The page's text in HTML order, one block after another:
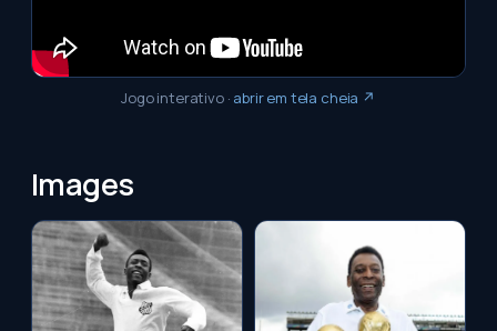
Jogo interativo· abrir em tela cheia ↗
Images